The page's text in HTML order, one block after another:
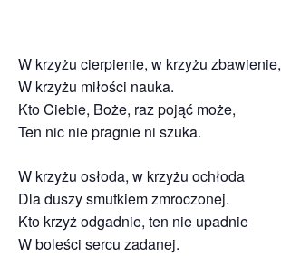
W krzyżu cierpienie, w krzyżu zbawienie,
W krzyżu miłości nauka.
Kto Ciebie, Boże, raz pojąć może,
Ten nic nie pragnie ni szuka.
W krzyżu osłoda, w krzyżu ochłoda
Dla duszy smutkiem zmroczonej.
Kto krzyż odgadnie, ten nie upadnie
W boleści sercu zadanej.